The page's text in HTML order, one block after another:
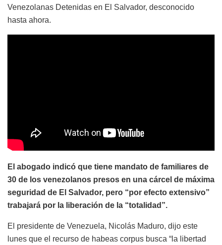
Venezolanas Detenidas en El Salvador, desconocido
hasta ahora.
El abogado indicó que tiene mandato de familiares de
30 de los venezolanos presos en una cárcel de máxima
seguridad de El Salvador, pero “por efecto extensivo”
trabajará por la liberación de la “totalidad”.
El presidente de Venezuela, Nicolás Maduro, dijo este
lunes que el recurso de habeas corpus busca “la libertad